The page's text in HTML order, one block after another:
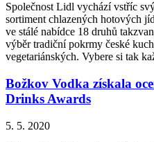
Společnost Lidl vychází vstříc
sortiment chlazených hotových
ve stálé nabídce 18 druhů
výběr tradiční pokrmy české
vegetariánských. Vybere si tak
Božkov Vodka získala
Drinks Awards
5. 5. 2020